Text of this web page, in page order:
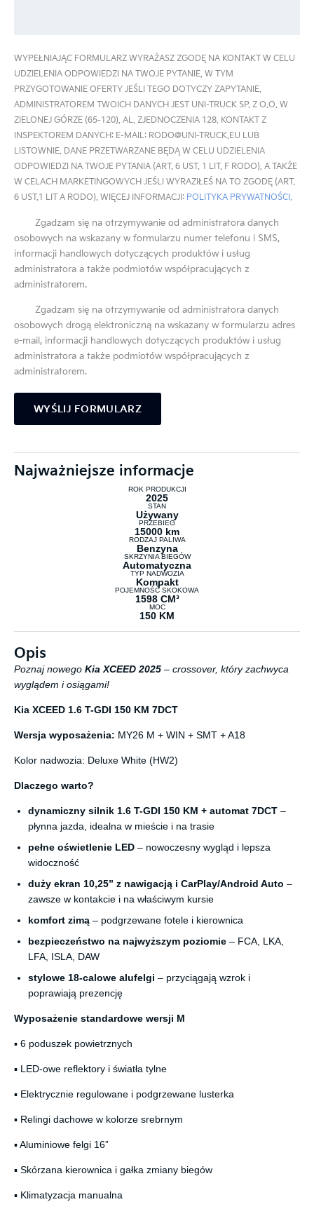
Najważniejsze informacje
ROK PRODUKCJI
2025
STAN
Używany
PRZEBIEG
15000 km
RODZAJ PALIWA
Benzyna
SKRZYNIA BIEGÓW
Automatyczna
TYP NADWOZIA
Kompakt
POJEMNOŚĆ SKOKOWA
1598 CM³
MOC
150 KM
Opis
Poznaj nowego Kia XCEED 2025 – crossover, który zachwyca
wyglądem i osiągami!
Kia XCEED 1.6 T-GDI 150 KM 7DCT
Wersja wyposażenia: MY26 M + WIN + SMT + A18
Kolor nadwozia: Deluxe White (HW2)
Dlaczego warto?
dynamiczny silnik 1.6 T-GDI 150 KM + automat 7DCT –
płynna jazda, idealna w mieście i na trasie
pełne oświetlenie LED – nowoczesny wygląd i lepsza
widoczność
duży ekran 10,25” z nawigacją i CarPlay/Android Auto –
zawsze w kontakcie i na właściwym kursie
komfort zimą – podgrzewane fotele i kierownica
bezpieczeństwo na najwyższym poziomie – FCA, LKA,
LFA, ISLA, DAW
stylowe 18-calowe alufelgi – przyciągają wzrok i
poprawiają prezencję
Wyposażenie standardowe wersji M
▪ 6 poduszek powietrznych
▪ LED-owe reflektory i światła tylne
▪ Elektrycznie regulowane i podgrzewane lusterka
▪ Relingi dachowe w kolorze srebrnym
▪ Aluminiowe felgi 16”
▪ Skórzana kierownica i gałka zmiany biegów
▪ Klimatyzacja manualna
WYPEŁNIAJĄC FORMULARZ WYRAŻASZ ZGODĘ NA KONTAKT W CELU
UDZIELENIA ODPOWIEDZI NA TWOJE PYTANIE, W TYM
PRZYGOTOWANIE OFERTY JEŚLI TEGO DOTYCZY ZAPYTANIE.
ADMINISTRATOREM TWOICH DANYCH JEST UNI-TRUCK SP. Z O.O. W
ZIELONEJ GÓRZE (65-120), AL. ZJEDNOCZENIA 128. KONTAKT Z
INSPEKTOREM DANYCH: E-MAIL: RODO@UNI-TRUCK.EU LUB
LISTOWNIE. DANE PRZETWARZANE BĘDĄ W CELU UDZIELENIA
ODPOWIEDZI NA TWOJE PYTANIA (ART. 6 UST. 1 LIT. F RODO), A TAKŻE
W CELACH MARKETINGOWYCH JEŚLI WYRAZIŁEŚ NA TO ZGODĘ (ART.
6 UST.1 LIT A RODO). WIĘCEJ INFORMACJI: POLITYKA PRYWATNOŚCI.
Zgadzam się na otrzymywanie od administratora danych
osobowych na wskazany w formularzu numer telefonu i SMS,
informacji handlowych dotyczących produktów i usług
administratora a także podmiotów współpracujących z
administratorem.
Zgadzam się na otrzymywanie od administratora danych
osobowych drogą elektroniczną na wskazany w formularzu adres
e-mail, informacji handlowych dotyczących produktów i usług
administratora a także podmiotów współpracujących z
administratorem.